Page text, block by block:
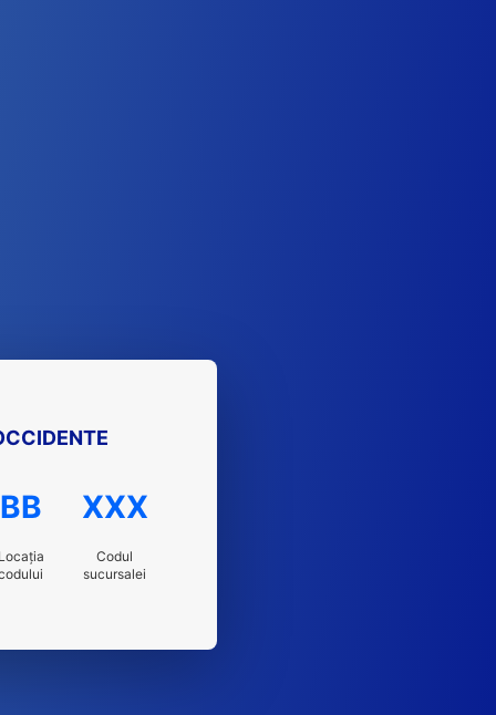
BB XXX
Codul
sucursalei